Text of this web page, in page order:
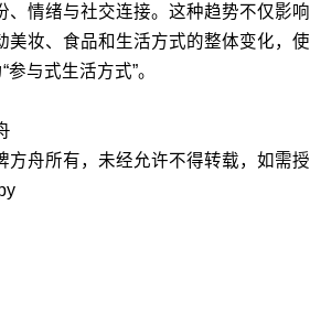
、情绪与社交连接。这种趋势不仅影响
美妆、食品和生活方式的整体变化，使
参与式生活方式”。
方舟所有，未经允许不得转载，如需授